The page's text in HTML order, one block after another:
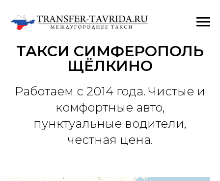
ТАКСИ СИМФЕРОПОЛЬ
ЩЁЛКИНО
Работаем с 2014 года. Чистые и
комфортные авто,
пунктуальные водители,
честная цена.